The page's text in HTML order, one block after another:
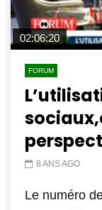
02:06:20
FORUM
8 ANS AGO
Le numéro